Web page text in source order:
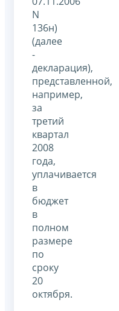
N
136н)
(далее
-
декларация),
представленной,
например,
за
третий
квартал
2008
года,
уплачивается
в
бюджет
в
полном
размере
по
сроку
20
октября.